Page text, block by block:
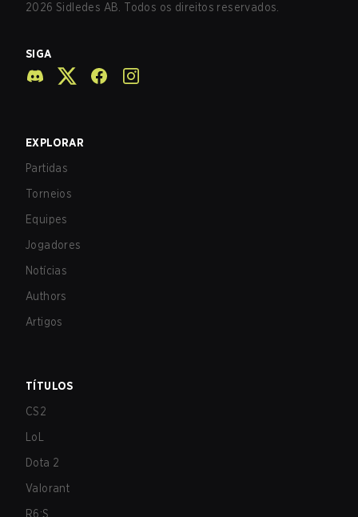
2026 Sidledes AB. Todos os direitos reservados.
SIGA
EXPLORAR
Partidas
Torneios
Equipes
Jogadores
Notícias
Authors
Artigos
TÍTULOS
CS2
LoL
Dota 2
Valorant
R6:S